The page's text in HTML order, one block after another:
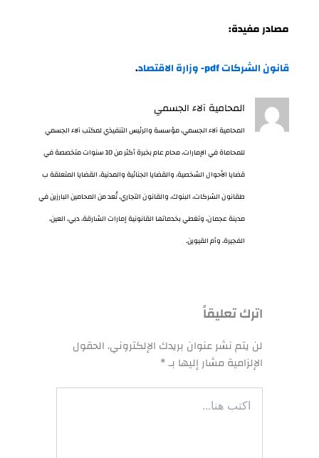
مصادر مفيدة:
قانون الشركات pdf- وزارة الاقتصاد .
المحامية آلاء الجسمي
المحامية آلاء الجسمي، مؤسسة والرئيس التنفيذي لمكتب آلاء الجسمي
للمحاماة في الإمارات، محام عام بخبرة أكثر من 10 سنوات متخصصة في
قضايا الأحوال الشخصية، والقضايا الجنائية والمدنية، القضايا المتعلقة ب
طقانون الشركات، البنوك، والقانون التجاري، تُعد من المحامين البارزين في
مدينة عجمان، وتغطي بخدماتها القانونية إمارات الشارقة، دبي، العين،
الفجيرة، وأم القيوين.
اترك تعليقاً
لن يتم نشر عنوان بريدك الإلكتروني.الحقول
الإلزامية مشار إليها بـ*
اكتب
هنا...